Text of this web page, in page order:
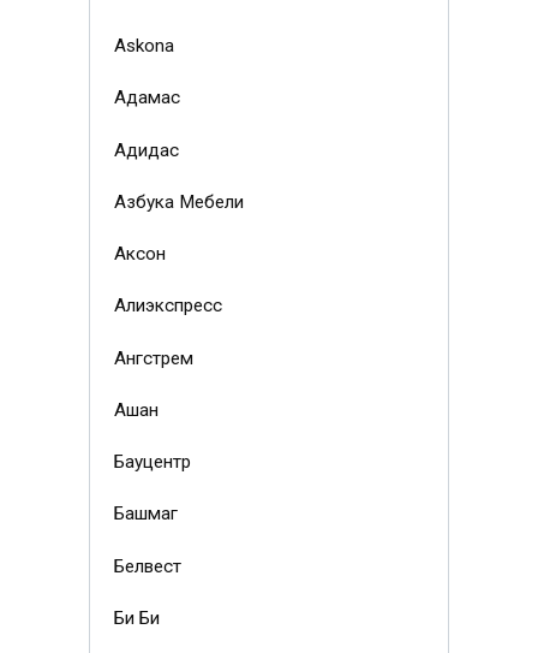
Askona
Адамас
Адидас
Азбука Мебели
Аксон
Алиэкспресс
Ангстрем
Ашан
Бауцентр
Башмаг
Белвест
Би Би